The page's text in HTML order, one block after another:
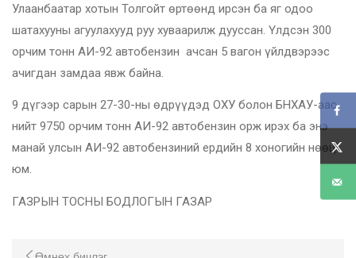
Улаанбаатар хотын Толгойт өртөөнд ирсэн ба яг одоо
шатахууны агуулахууд руу хуваарилж дууссан. Үлдсэн 300
орчим тонн АИ-92 автобензин ачсан 5 вагон үйлдвэрээс
ачигдан замдаа явж байна.
9 дүгээр сарын 27-30-ны өдрүүдэд ОХУ болон БНХАУ-аас
нийт 9750 орчим тонн АИ-92 автобензин орж ирэх ба энэ
манай улсын АИ-92 автобензиний ердийн 8 хоногийн нөөц
юм.
ГАЗРЫН ТОСНЫ БОДЛОГЫН ГАЗАР